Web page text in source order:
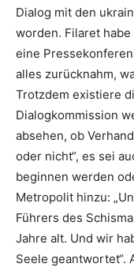
Dialog mit den
worden. Filaret
eine
alles zurücknahm,
Trotzdem existiere
Dialogkommission
absehen, ob
oder nicht“, es sei
beginnen werden
Metropolit hinzu:
Führers des
Jahre alt. Und wir
Seele geantwortet“.